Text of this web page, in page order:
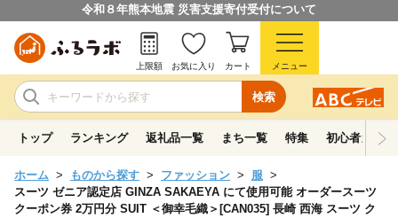
令和８年熊本地震 災害支援寄付受付について
検索
上限額 お気に入り カート メニュー
トップ ランキング 返礼品一覧 まち一覧 特集 初心者ガイド
ホーム ものから探す ファッション
服
スーツ ゼニア認定店 GINZA SAKAEYA にて使用可能 オーダースーツ
クーポン券 2万円分 SUIT ＜御幸毛織＞[CAN035] 長崎 西海 スーツ ク